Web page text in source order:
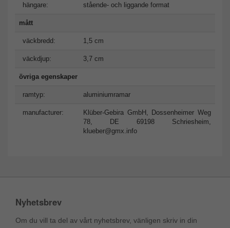
hängare: stående- och liggande format
mått
väckbredd: 1,5 cm
väckdjup: 3,7 cm
övriga egenskaper
ramtyp: aluminiumramar
manufacturer:
Klüber-Gebira GmbH, Dossenheimer Weg
78, DE 69198 Schriesheim,
klueber@gmx.info
Nyhetsbrev
Om du vill ta del av vårt nyhetsbrev, vänligen skriv in din